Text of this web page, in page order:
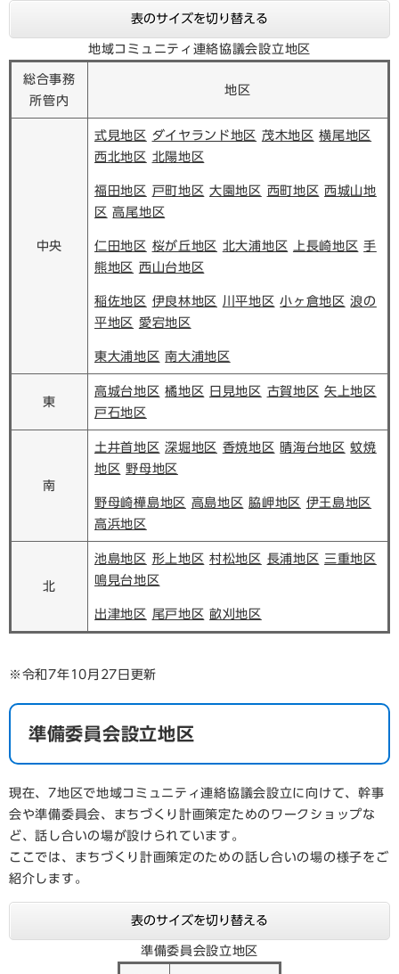
表のサイズを切り替える
地域コミュニティ連絡協議会設立地区
総合事務
所管内
地区
中央
式見地区 ダイヤランド地区 茂木地区 横尾地区
西北地区 北陽地区
福田地区 戸町地区 大園地区 西町地区 西城山地
区 高尾地区
仁田地区 桜が丘地区 北大浦地区 上長崎地区 手
熊地区
西山台地区
稲佐地区 伊良林地区 川平地区 小ヶ倉地区 浪の
平地区 愛宕地区
東大浦地区 南大浦地区
東
高城台地区 橘地区 日見地区 古賀地区 矢上地区
戸石地区
南
土井首地区 深堀地区 香焼地区 晴海台地区 蚊焼
地区 野母地区
野母崎樺島地区 高島地区 脇岬地区 伊王島地区
高浜地区
北
池島地区 形上地区 村松地区 長浦地区 三重地区
鳴見台地区
出津地区 尾戸地区 畝刈地区
※令和7年10月27日更新
準備委員会設立地区
現在、7地区で地域コミュニティ連絡協議会設立に向けて、幹事
会や準備委員会、まちづくり計画策定ためのワークショップな
ど、話し合いの場が設けられています。
ここでは、まちづくり計画策定のための話し合いの場の様子をご
紹介します。
表のサイズを切り替える
準備委員会設立地区